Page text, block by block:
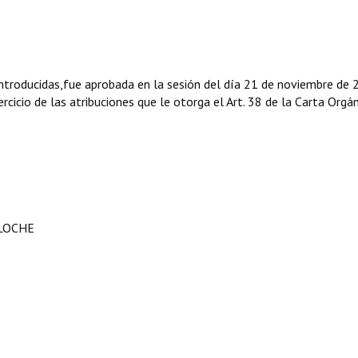
aprobada en la sesión del día 21 de noviembre de
de las atribuciones que le otorga el Art. 38 de la Carta